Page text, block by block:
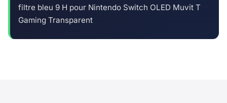
filtre bleu 9 H pour Nintendo Switch OLED Muvit T
Gaming Transparent